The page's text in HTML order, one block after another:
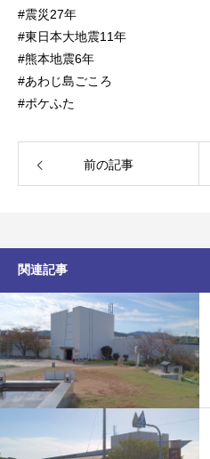
#震災27年
#東日本大地震11年
#熊本地震6年
#あわじ島ごころ
#ポケふた
前の記事
関連記事